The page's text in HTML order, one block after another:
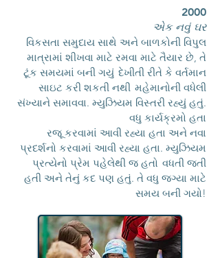
2000
એક નવું ઘર
વિકસતા સમુદાય સાથે અને બાળકોની વિપુલ
માત્રામાં શીખવા માટે રમવા માટે તૈયાર છે, તે
ટૂંક સમયમાં બની ગયું દેખીતી રીતે કે વર્તમાન
સાઇટ કરી શકતી નથી મહેમાનોની વધેલી
સંખ્યાને સમાવવા. મ્યુઝિયમ વિસ્તરી રહ્યું હતું.
વધુ કાર્યક્રમો હતા
રજૂ કરવામાં આવી રહ્યા હતા અને નવા
પ્રદર્શનો કરવામાં આવી રહ્યા હતા. મ્યુઝિયમ
પ્રત્યેનો પ્રેમ પહેલેથી જ હતો વધતી જતી
હતી અને તેનું કદ પણ હતું. તે વધુ જગ્યા માટે
સમય બની ગયો!